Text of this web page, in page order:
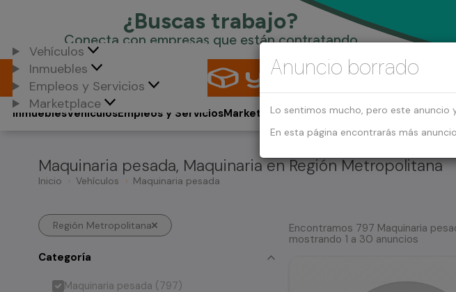
Vehículos
Inmuebles
Empleos y Servicios
Marketplace
Vehículos
Inmuebles Empleos y ServiciosMarketplace
Maquinaria pesada, Maquinaria en Región Metropolitana
Inicio Vehículos Maquinaria pesada
Región Metropolitana
Categoría
Maquinaria pesada (797)
Encontramos 797 Maquinaria
mostrando 1 a 30 anuncios
Anuncio borrado
Lo sentimos mucho, pero este anuncio
En esta página encontrarás más